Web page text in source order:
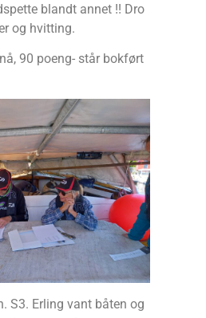
blandt annet !! Dro
og hvitting.
90 poeng- står bokført
S3. Erling vant båten og